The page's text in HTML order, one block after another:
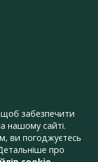
забезпечити
нашому сайті.
ви погоджуєтесь
про